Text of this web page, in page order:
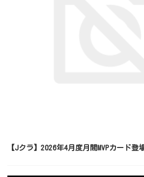
【Jクラ】2026年4月度月間MVPカード登